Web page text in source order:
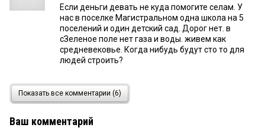
Если деньги девать не куда помогите селам. У
нас в поселке Магистральном одна школа на 5
поселений и один детский сад. Дорог нет. в
сЗеленое поле нет газа и воды. живем как
средневековье. Когда нибудь будут сто то для
людей строить?
25 января 2026 в 13:24:
Детские сады,школы надо строить! В шаговой
остановках в морозы.
Показать все комментарии (6)
Ваш комментарий